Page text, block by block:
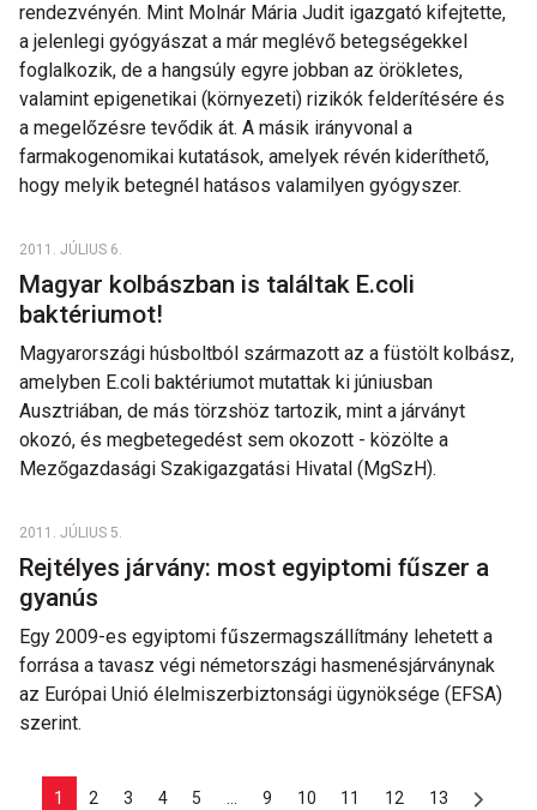
rendezvényén. Mint Molnár Mária Judit igazgató kifejtette,
a jelenlegi gyógyászat a már meglévő betegségekkel
foglalkozik, de a hangsúly egyre jobban az örökletes,
valamint epigenetikai (környezeti) rizikók felderítésére és
a megelőzésre tevődik át. A másik irányvonal a
farmakogenomikai kutatások, amelyek révén kideríthető,
hogy melyik betegnél hatásos valamilyen gyógyszer.
2011. JÚLIUS 6.
Magyar kolbászban is találtak E.coli
baktériumot!
Magyarországi húsboltból származott az a füstölt kolbász,
amelyben E.coli baktériumot mutattak ki júniusban
Ausztriában, de más törzshöz tartozik, mint a járványt
okozó, és megbetegedést sem okozott - közölte a
Mezőgazdasági Szakigazgatási Hivatal (MgSzH).
2011. JÚLIUS 5.
Rejtélyes járvány: most egyiptomi fűszer a
gyanús
Egy 2009-es egyiptomi fűszermagszállítmány lehetett a
forrása a tavasz végi németországi hasmenésjárványnak
az Európai Unió élelmiszerbiztonsági ügynöksége (EFSA)
szerint.
1 2 3 4 5 9 10 11 12 13